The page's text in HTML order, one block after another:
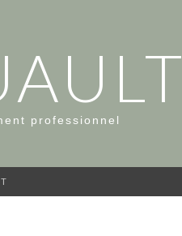
professionnel